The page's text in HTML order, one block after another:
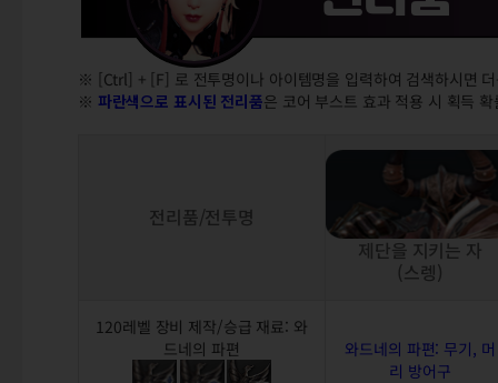
※ [Ctrl] + [F] 로 전투명이나 아이템명을 입력하여 검색하시면
※ 파란색으로 표시된 전리품은 코어 부스트 효과 적용 시 획득
전리품/전투명
제단을 지키는 자
(스렝)
120레벨 장비 제작/승급 재료: 와
드네의 파편
와드네의 파편: 무기, 머
리 방어구